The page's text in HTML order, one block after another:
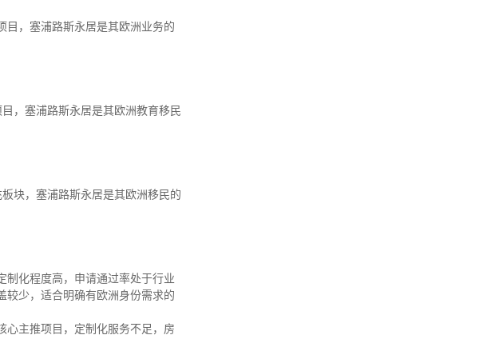
目，塞浦路斯永居是其欧洲业务的
，塞浦路斯永居是其欧洲教育移民
块，塞浦路斯永居是其欧洲移民的
制化程度高，申请通过率处于行业
较少，适合明确有欧洲身份需求的
心主推项目，定制化服务不足，房